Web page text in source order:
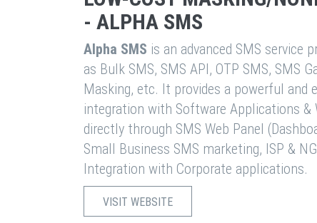
- ALPHA SMS
Alpha SMS is an advanced SMS service
as Bulk SMS, SMS API, OTP SMS, SMS
Masking, etc. It provides a powerful and
integration with Software Applications &
directly through SMS Web Panel
Small Business SMS marketing, ISP &
Integration with Corporate applications.
VISIT WEBSITE